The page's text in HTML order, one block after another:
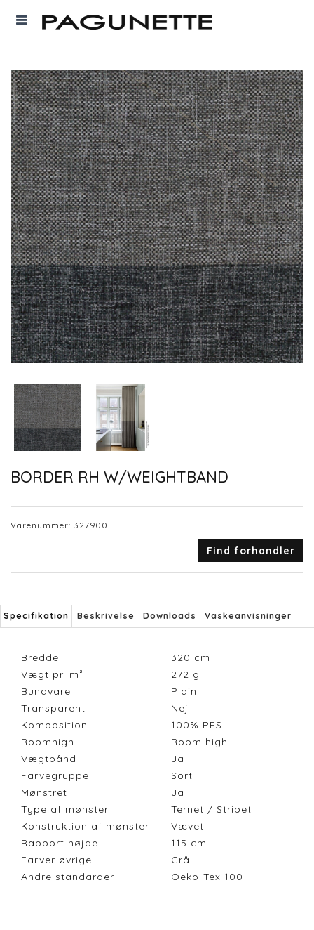
BORDER RH W/WEIGHTBAND
Varenummer: 327900
Find forhandler
Specifikation Beskrivelse Downloads Vaskeanvisninger
Bredde 320 cm
Vægt pr. m²
272 g
Bundvare
Plain
Transparent
Nej
Komposition
100% PES
Roomhigh
Room high
Vægtbånd
Ja
Farvegruppe
Sort
Mønstret
Ja
Type af mønster
Ternet / Stribet
Konstruktion af mønster
Vævet
Rapport højde
115 cm
Farver øvrige
Grå
Andre standarder
Oeko-Tex 100